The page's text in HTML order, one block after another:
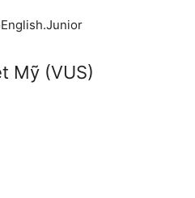
Mỹ (VUS)